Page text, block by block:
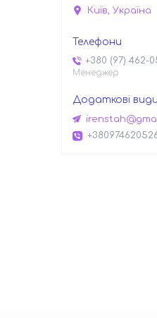
Київ, Україна
+380 (97) 462-
Менеджер